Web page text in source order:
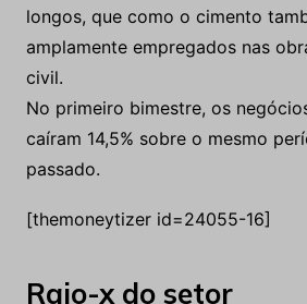
longos, que como o cimento
amplamente empregados nas
civil.
No primeiro bimestre, os
caíram 14,5% sobre o mesmo
passado.
[themoneytizer id=24055-16]
Raio-x do setor